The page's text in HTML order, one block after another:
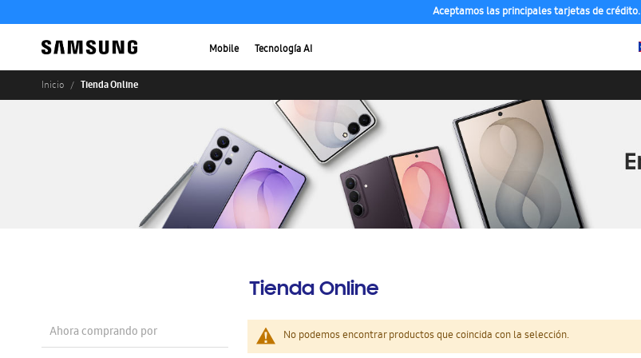
Aceptamos las principales tarjetas de crédito.
Mobile Tecnología AI
Inicio Tienda Online
Tienda Online
No podemos encontrar productos que coincida con la selección.
Ahora comprando por